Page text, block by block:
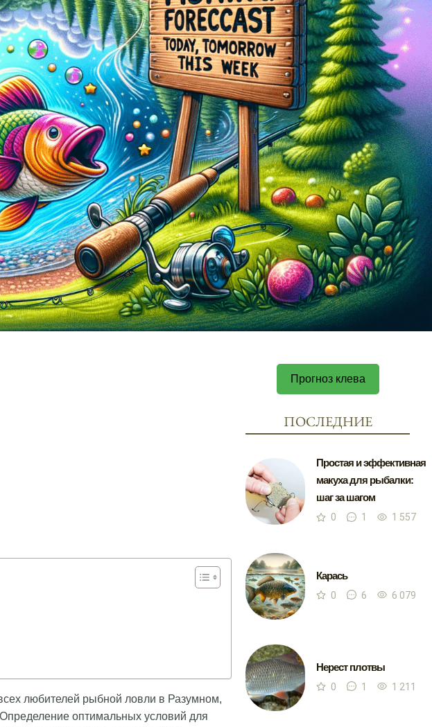
любителей рыбной ловли в Разумном,
оптимальных условий для
Прогноз клева
ПОСЛЕДНИЕ
Простая и эффективная
макуха для рыбалки:
шаг за шагом
0 1 1 557
Карась
0 6 6 079
Нерест плотвы
0 1 1 211